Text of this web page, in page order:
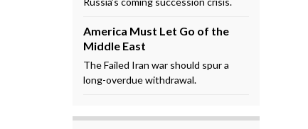
America Must Let Go of the
Middle East
The Failed Iran war should spur a
long-overdue withdrawal.